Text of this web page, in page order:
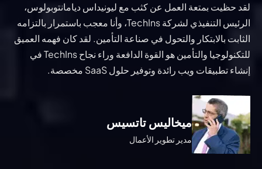
ميخاليس تاتسيس
مدير تطوير الأعمال
لقد حظيت بمتعة العمل عن كثب مع ليونيداس ديامانتوبولوس،
الرئيس التنفيذي لشركة TechIns، وأنا معجب باستمرار بالتزامه
الثابت بالابتكار والتحول في صناعة التأمين. لقد كان فهمه العميق
للتكنولوجيا والتأمين هو القوة الدافعة وراء نجاح TechIns في
إنشاء تطبيقات ويب رائدة وتوفير حلول SaaS مخصصة.
كونستانتينوس ميليسورجوس